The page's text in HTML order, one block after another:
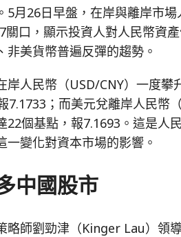
5月26日早盤，在岸與離岸市場
關口，顯示投資人對人民幣資
美貨幣普遍反彈的趨勢。
岸人民幣（USD/CNY）一度攀
7.1733；而美元兌離岸人民幣
22個基點，報7.1693。這是人
變化對資本市場的影響。
中國股市
略師劉勁津（Kinger Lau）領